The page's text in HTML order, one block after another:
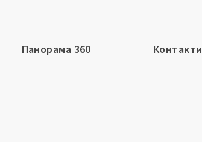
Панорама 360 Контакти